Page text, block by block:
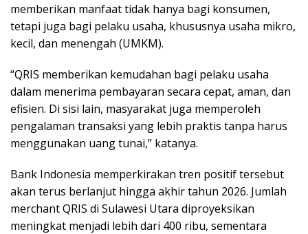
memberikan manfaat tidak hanya bagi konsumen,
tetapi juga bagi pelaku usaha, khususnya usaha mikro,
kecil, dan menengah (UMKM).
“QRIS memberikan kemudahan bagi pelaku usaha
dalam menerima pembayaran secara cepat, aman, dan
efisien. Di sisi lain, masyarakat juga memperoleh
pengalaman transaksi yang lebih praktis tanpa harus
menggunakan uang tunai,” katanya.
Bank Indonesia memperkirakan tren positif tersebut
akan terus berlanjut hingga akhir tahun 2026. Jumlah
merchant QRIS di Sulawesi Utara diproyeksikan
meningkat menjadi lebih dari 400 ribu, sementara